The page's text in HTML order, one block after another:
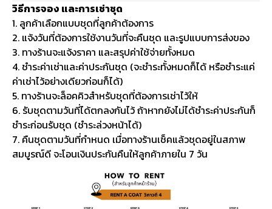
วิธีการจอง และการเช่าชุด
1. ลูกค้าเลือกแบบชุดที่ลูกค้าต้องการ
2. แจ้งวันที่ต้องการใช้งานวันที่จะคืนชุด และรูปแบบการส่งของ
3. ทางร้านจะแจ้งราคา และสรุปค่าใช้จ่ายทั้งหมด
4. ชำระค่าเช่าและค่าประกันชุด (จะชำระทั้งหมดก็ได้ หรือชำระแค่
ค่าเช่าไว้อย่างเดียวก่อนก็ได้)
5. ทางร้านจะล็อคคิวสำหรับชุดที่ต้องการเช่าไว้ให้
6. รับชุดตามวันที่ได้ตกลงกันไว้ ถ้าหากยังไม่ได้ชำระค่าประกันก็
ชำระก่อนรับชุด (ชำระล่วงหน้าได้)
7. คืนชุดตามวันที่กำหนด เมื่อทางร้านเช็คแล้วชุดอยู่ในสภาพ
สมบูรณ์ดี จะโอนเงินประกันคืนให้ลูกค้าภายใน 7 วัน